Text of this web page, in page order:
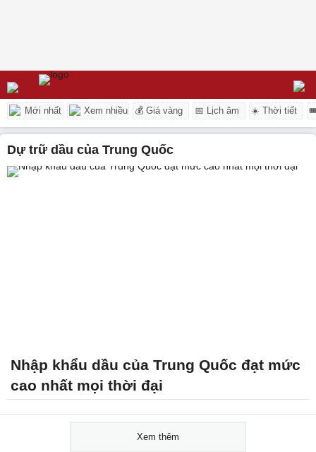
Mới nhất Xem nhiều 💰 Giá vàng 📅 Lịch âm ☀️ Thời tiết
dự trữ dầu của Trung Quốc
Nhập khẩu dầu của Trung Quốc đạt mức
cao nhất mọi thời đại
Xem thêm